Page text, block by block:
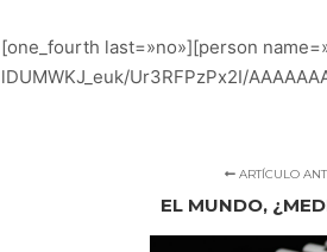
[one_fourth last=»no»][person
lDUMWKJ_euk/Ur3RFPzPx2I/
ARTÍCULO
EL MUNDO,